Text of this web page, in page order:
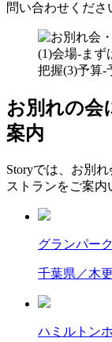
問い合わせくださ
お別れの会
案内
Storyでは、お別
ストランをご案内
グランパー
千葉県／木
ハミルトン